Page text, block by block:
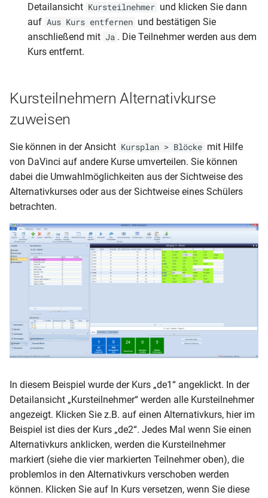
Detailansicht Kursteilnehmer und klicken Sie dann
auf Aus Kurs entfernen und bestätigen Sie
anschließend mit Ja . Die Teilnehmer werden aus dem
Kurs entfernt.
Kursteilnehmern Alternativkurse
zuweisen
Sie können in der Ansicht Kursplan > Blöcke mit Hilfe
von DaVinci auf andere Kurse umverteilen. Sie können
dabei die Umwahlmöglichkeiten aus der Sichtweise des
Alternativkurses oder aus der Sichtweise eines Schülers
betrachten.
In diesem Beispiel wurde der Kurs „de1“ angeklickt. In der
Detailansicht „Kursteilnehmer“ werden alle Kursteilnehmer
angezeigt. Klicken Sie z.B. auf einen Alternativkurs, hier im
Beispiel ist dies der Kurs „de2“. Jedes Mal wenn Sie einen
Alternativkurs anklicken, werden die Kursteilnehmer
markiert (siehe die vier markierten Teilnehmer oben), die
problemlos in den Alternativkurs verschoben werden
können. Klicken Sie auf In Kurs versetzen, wenn Sie diese